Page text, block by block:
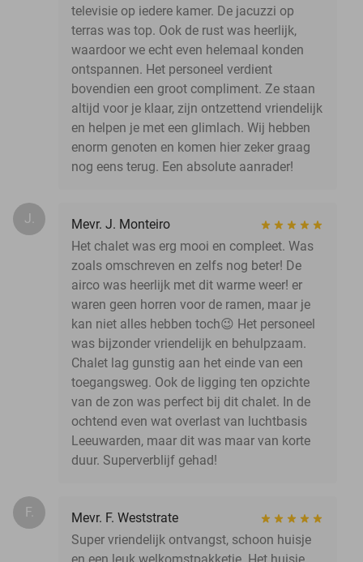
televisie op iedere kamer. De jacuzzi op
terras was top. Ook de rust was heerlijk,
waardoor we echt even helemaal konden
ontspannen. Het personeel verdient
bovendien een groot compliment. Ze staan
altijd voor je klaar, zijn ontzettend vriendelijk
en helpen je met een glimlach. Wij hebben
enorm genoten en komen hier zeker graag
nog eens terug. Een absolute aanrader!
J.
Mevr. J. Monteiro
Het chalet was erg mooi en compleet. Was
zoals omschreven en zelfs nog beter! De
airco was heerlijk met dit warme weer! er
waren geen horren voor de ramen, maar je
kan niet alles hebben toch😉 Het personeel
was bijzonder vriendelijk en behulpzaam.
Chalet lag gunstig aan het einde van een
toegangsweg. Ook de ligging ten opzichte
van de zon was perfect bij dit chalet. In de
ochtend even wat overlast van luchtbasis
Leeuwarden, maar dit was maar van korte
duur. Superverblijf gehad!
F.
Mevr. F. Weststrate
Super vriendelijk ontvangst, schoon huisje